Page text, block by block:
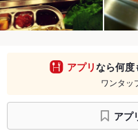
アプリなら何度
ワンタッ
アプ